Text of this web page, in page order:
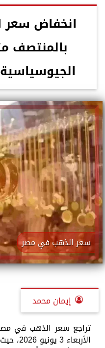
انخفاض
بالمنتصف
سعر الذهب في مصر
إيمان محمد
تراجع سعر الذهب في